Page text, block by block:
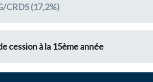
CRDS (17,2%)
cession à la 15ème année